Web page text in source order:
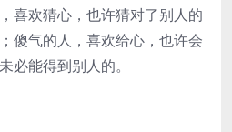
喜欢猜心，也许猜对了别人的
傻气的人，喜欢给心，也许会
必能得到别人的。